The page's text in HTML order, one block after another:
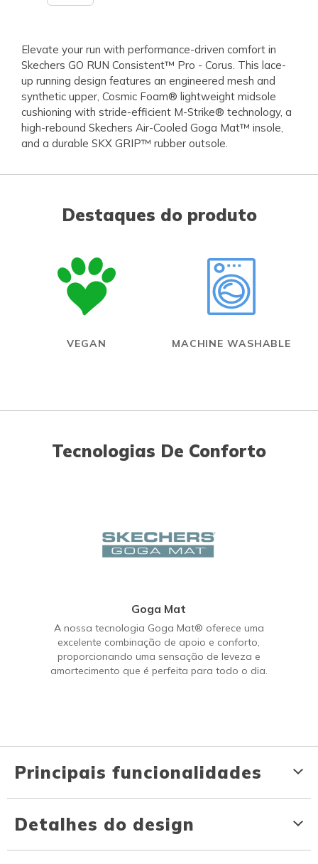
Elevate your run with performance-driven comfort in
Skechers GO RUN Consistent™ Pro - Corus. This lace-
up running design features an engineered mesh and
synthetic upper, Cosmic Foam® lightweight midsole
cushioning with stride-efficient M-Strike® technology, a
high-rebound Skechers Air-Cooled Goga Mat™ insole,
and a durable SKX GRIP™ rubber outsole.
Destaques do produto
VEGAN MACHINE WASHABLE
Tecnologias De Conforto
Goga Mat
A nossa tecnologia Goga Mat® oferece uma
excelente combinação de apoio e conforto,
proporcionando uma sensação de leveza e
amortecimento que é perfeita para todo o dia.
Principais funcionalidades
Detalhes do design